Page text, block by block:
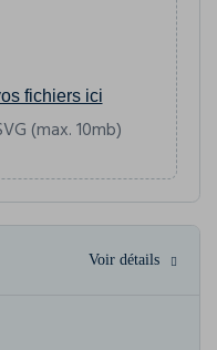
fichiers ici
(max. 10mb)
Voir détails